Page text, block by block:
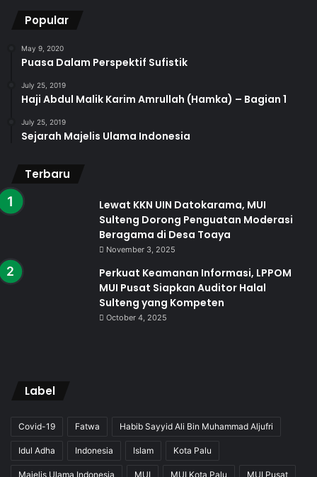
Popular
May 9, 2020
Puasa Dalam Perspektif Sufistik
July 25, 2019
Haji Abdul Malik Karim Amrullah (Hamka) – Bagian 1
July 25, 2019
Sejarah Majelis Ulama Indonesia
Terbaru
Lewat KKN UIN Datokarama, MUI
Sulteng Dorong Penguatan Moderasi
Beragama di Desa Toaya
November 3, 2025
Perkuat Keamanan Informasi, LPPOM
MUI Pusat Siapkan Auditor Halal
Sulteng yang Kompeten
October 4, 2025
Label
Covid-19 Fatwa Habib Sayyid Ali Bin Muhammad Aljufri
Idul Adha Indonesia Islam Kota Palu
Majelis Ulama Indonesia MUI MUI Kota Palu MUI Pusat